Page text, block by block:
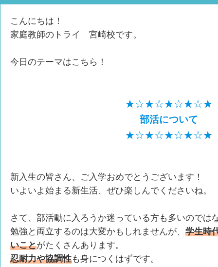
こんにちは！
家庭教師のトライ 宮崎校です。
今日のテーマはこちら！
★☆★☆★☆★☆★
部活について
★☆★☆★☆★☆★
新入生の皆さん、ご入学おめでとうございます！
いよいよ始まる新生活、ぜひ楽しんでくださいね。
さて、部活動に入ろうか迷っている方も多いのでは
勉強と両立するのは大変かもしれませんが、 学生時
いことがたくさんあります。
忍耐力や協調性も身につくはずです。